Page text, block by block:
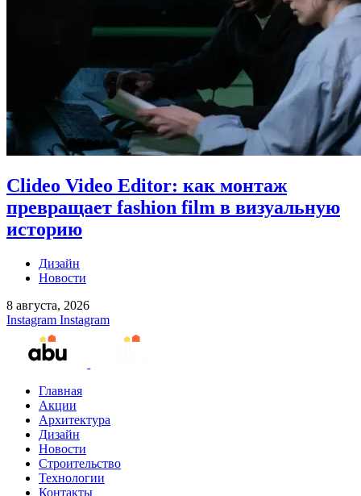
Clideo Video Editor: как монтаж
превращает fashion film в визуальную
историю
Дизайн
Новости
8 августа, 2026
Instagram Instagram
Главная
Акции
Архитектура
Дизайн
Новости
Строительство
Технологии
Контакты